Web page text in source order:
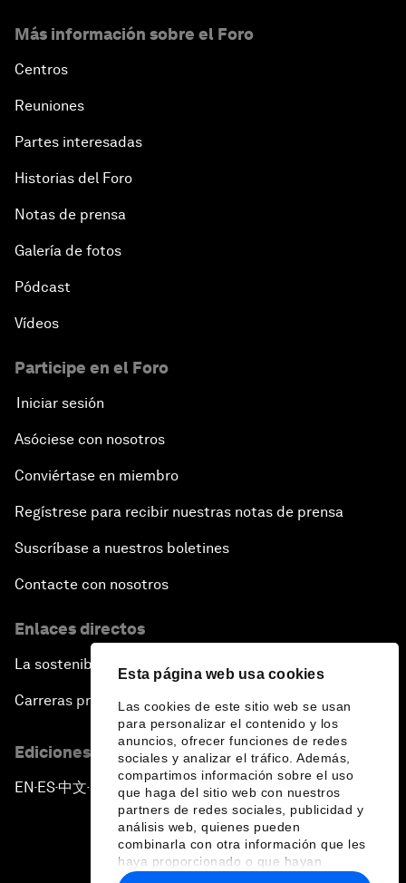
Esta página web usa cookies
Las cookies de este sitio web se usan
para personalizar el contenido y los
anuncios, ofrecer funciones de redes
sociales y analizar el tráfico. Además,
compartimos información sobre el uso
que haga del sitio web con nuestros
partners de redes sociales, publicidad y
análisis web, quienes pueden
combinarla con otra información que les
haya proporcionado o que hayan
recopilado a partir del uso que haya
Más información sobre el Foro
Centros
Reuniones
Partes interesadas
Historias del Foro
Notas de prensa
Galería de fotos
Pódcast
Vídeos
Participe en el Foro
Iniciar sesión
Asóciese con nosotros
Conviértase en miembro
Regístrese para recibir nuestras notas de prensa
Suscríbase a nuestros boletines
Contacte con nosotros
Enlaces directos
La sostenibilidad en el Foro
Carreras profesionales
Ediciones en otros idiomas
EN ▪ ES▪中文▪ 日本語